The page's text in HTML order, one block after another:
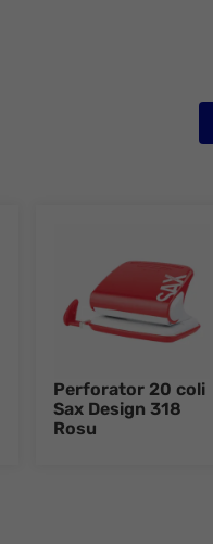
Perforator 20 coli
Sax Design 318
Rosu